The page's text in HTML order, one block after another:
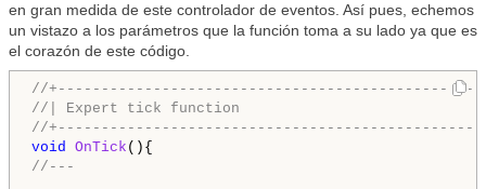
en gran medida de este controlador de eventos. Así pues, echemos
un vistazo a los parámetros que la función toma a su lado ya que es
el corazón de este código.
//
//| Expert tick function
//
void OnTick
//---